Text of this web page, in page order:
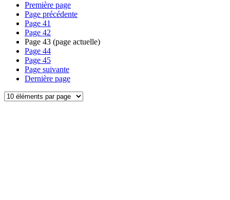
Première page
Page précédente
Page 41
Page 42
Page 43 (page actuelle)
Page 44
Page 45
Page suivante
Dernière page